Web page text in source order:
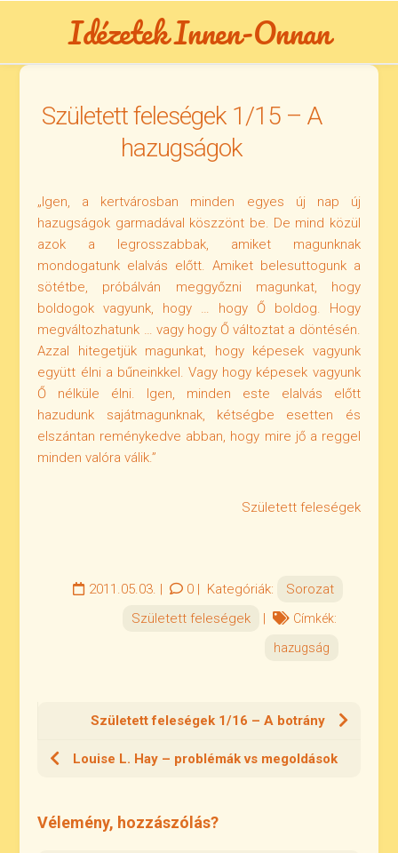
Idézetek Innen-Onnan
Született feleségek 1/15 – A
hazugságok
„Igen, a kertvárosban minden egyes új nap új
hazugságok garmadával köszzönt be. De mind közül
azok a legrosszabbak, amiket magunknak
mondogatunk elalvás előtt. Amiket belesuttogunk a
sötétbe, próbálván meggyőzni magunkat, hogy
boldogok vagyunk, hogy … hogy Ő boldog. Hogy
megváltozhatunk … vagy hogy Ő változtat a döntésén.
Azzal hitegetjük magunkat, hogy képesek vagyunk
együtt élni a bűneinkkel. Vagy hogy képesek vagyunk
Ő nélküle élni. Igen, minden este elalvás előtt
hazudunk sajátmagunknak, kétségbe esetten és
elszántan reménykedve abban, hogy mire jő a reggel
minden valóra válik.”
Született feleségek
2011.05.03. | 0| Kategóriák:
Sorozat
Született feleségek
| Címkék:
hazugság
Született feleségek 1/16 – A botrány
Louise L. Hay – problémák vs megoldások
Vélemény, hozzászólás?